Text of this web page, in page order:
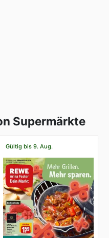
Supermärkte
Gültig bis 9. Aug.